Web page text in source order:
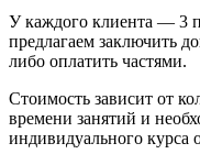
У каждого клиента — 3
предлагаем заключить
либо оплатить частями.
Стоимость зависит от
времени занятий и
индивидуального курса